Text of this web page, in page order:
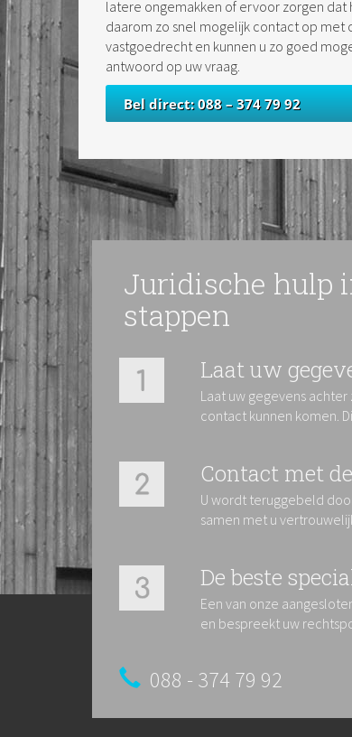
latere ongemakken of ervoor zorgen
daarom zo snel mogelijk contact op met
vastgoedrecht en kunnen u zo goed
antwoord op uw vraag.
Bel direct: 088 – 374 79 92
Juridische hulp
stappen
Laat uw
Laat uw gegevens
contact kunnen komen.
Contact met
U wordt teruggebeld
samen met u
De beste
Een van onze
en bespreekt uw
088 - 374 79 92